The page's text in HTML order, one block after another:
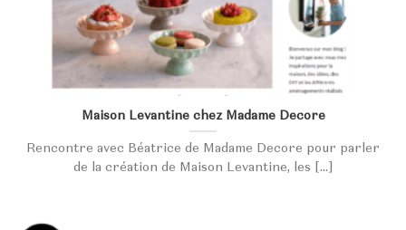
Maison Levantine chez Madame Decore
Rencontre avec Béatrice de Madame Decore pour parler
de la création de Maison Levantine, les [...]